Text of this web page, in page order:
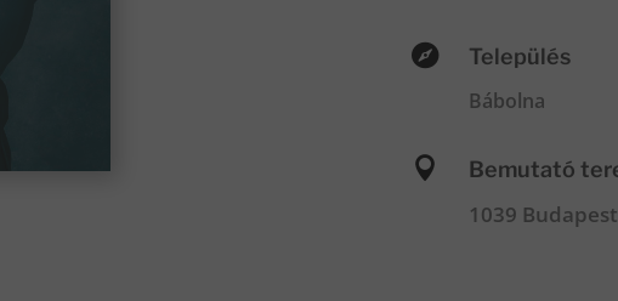
 Település
Bábolna
 Bemutató
1039